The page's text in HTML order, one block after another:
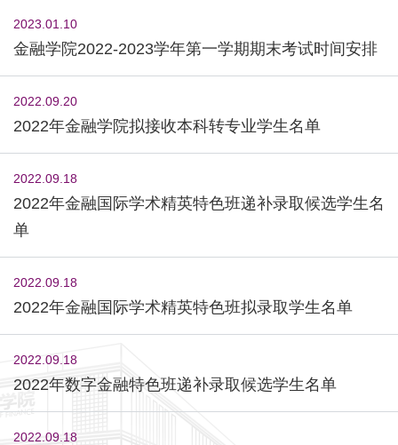
2023.01.10
金融学院2022-2023学年第一学期期末考试时间安排
2022.09.20
2022年金融学院拟接收本科转专业学生名单
2022.09.18
2022年金融国际学术精英特色班递补录取候选学生名
单
2022.09.18
2022年金融国际学术精英特色班拟录取学生名单
2022.09.18
2022年数字金融特色班递补录取候选学生名单
2022.09.18